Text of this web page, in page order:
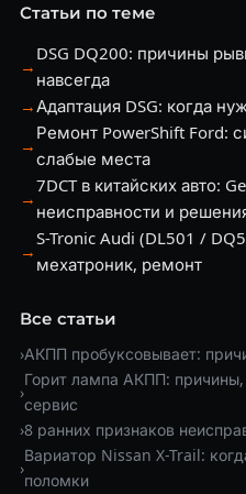
Статьи по теме
→
DSG DQ200: причины
навсегда
→Адаптация DSG: когда
→
Ремонт PowerShift Ford:
слабые места
→
7DCT в китайских авто:
неисправности и
→
S-Tronic Audi (DL501 /
мехатроник, ремонт
Все статьи
›АКПП пробуксовывает:
›
Горит лампа АКПП: причины,
сервис
›8 ранних признаков
›
Вариатор Nissan X-Trail:
поломки